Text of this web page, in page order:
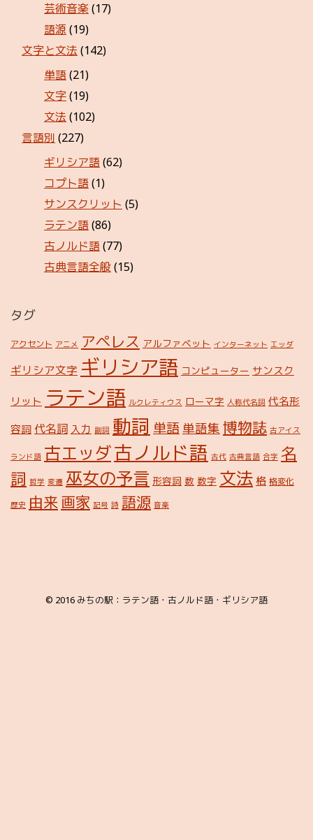
芸術音楽 (17)
語源 (19)
文字と文法 (142)
単語(21)
文字(19)
文法 (102)
言語別 (227)
ギリシア語(62)
コプト語(1)
サンスクリット (5)
ラテン語(86)
古ノルド語(77)
古典言語全般 (15)
タグ
アクセント アニメ アペレス アルファベット インターネット エッダ
ギリシア文字 ギリシア語 コンピューター サンスク
リット ラテン語 ルクレティウス ローマ字 人称代名詞 代名形
容詞 代名詞 入力 副詞 動詞 単語単語集 博物誌 古アイス
ランド語 古エッダ古ノルド語 古代 古典言語 合字 名
詞 哲学 変遷 巫女の予言 形容詞 数 数字 文法 格 格変化
歴史 由来画家 記号 詩 語源 音楽
© 2016 みちの駅：ラテン語・古ノルド語・ギリシア語